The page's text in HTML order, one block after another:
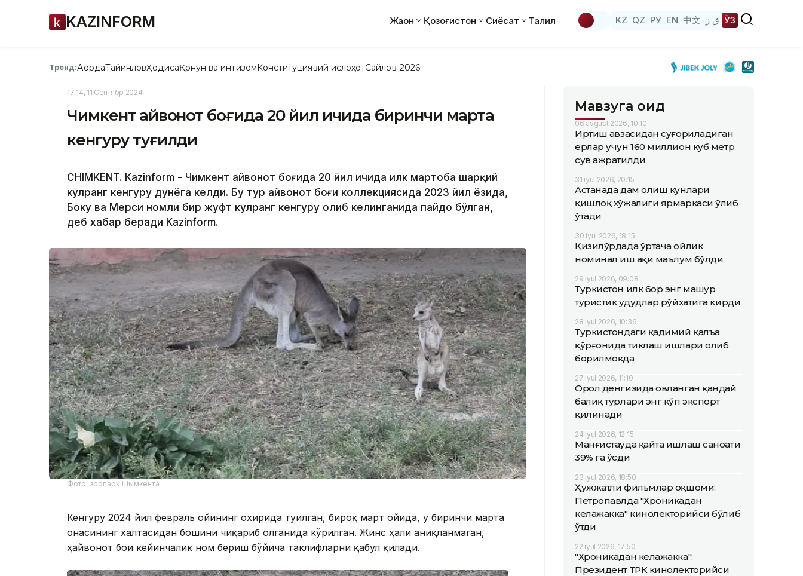
KAZINFORM Жаҳон Қозоғистон Сиёсат Таҳлил KZ QZ РУ EN 中文 ق ز ЎЗ
Тренд:АқордаТайинловҲодисаҚонун ва интизомКонституциявий ислоҳотСайлов-2026
17:14, 11 Сентябр 2024
Чимкент ҳайвонот боғида 20 йил ичида биринчи марта
кенгуру туғилди
CHIMKENT. Kazinform - Чимкент ҳайвонот боғида 20 йил ичида илк мартоба шарқий
кулранг кенгуру дунёга келди. Бу тур ҳайвонот боғи коллекциясида 2023 йил ёзида,
Боку ва Мерси номли бир жуфт кулранг кенгуру олиб келинганида пайдо бўлган,
деб хабар беради Kazinform.
Фото: зоопарк Шымкента
Кенгуру 2024 йил февраль ойининг охирида туғилган, бироқ март ойида, у биринчи марта
онасининг халтасидан бошини чиқариб олганида кўрилган. Жинс ҳали аниқланмаган,
ҳайвонот боғи кейинчалик ном бериш бўйича таклифларни қабул қилади.
Мавзуга оид
06 avgust 2026, 10:10
Иртиш ҳавзасидан суғориладиган
ерлар учун 160 миллион куб метр
сув ажратилди
31 iyul 2026, 20:15
Астанада дам олиш кунлари
қишлоқ хўжалиги ярмаркаси ўлиб
ўтади
30 iyul 2026, 18:15
Қизилўрдада ўртача ойлик
номинал иш ҳақи маълум бўлди
29 iyul 2026, 09:08
Туркистон илк бор энг машҳур
туристик ҳудудлар рўйхатига кирди
28 iyul 2026, 10:36
Туркистондаги қадимий қалъа
қўрғонида тиклаш ишлари олиб
борилмоқда
27 iyul 2026, 11:10
Орол денгизида овланган қандай
балиқ турлари энг кўп экспорт
қилинади
24 iyul 2026, 12:15
Манғистауда қайта ишлаш саноати
39% га ўсди
23 iyul 2026, 18:50
Ҳужжатли фильмлар оқшоми:
Петропавлда "Хроникадан
келажакка" кинолекторийси бўлиб
ўтди
22 iyul 2026, 17:50
"Хроникадан келажакка":
Президент ТРК кинолекторийси